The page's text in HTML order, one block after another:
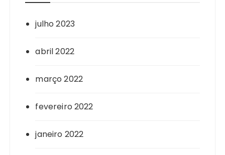
julho 2023
abril 2022
março 2022
fevereiro 2022
janeiro 2022